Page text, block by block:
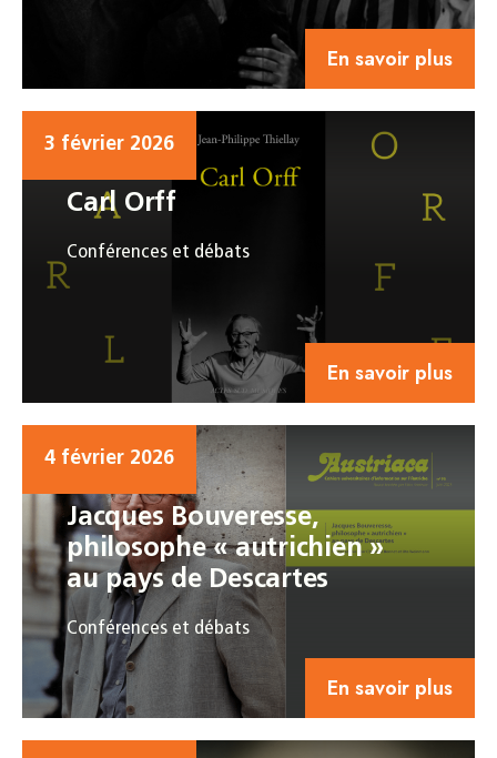
En savoir plus
3 février 2026
Carl Orff
Conférences et débats
En savoir plus
4 février 2026
Jacques Bouveresse,
philosophe « autrichien »
au pays de Descartes
Conférences et débats
En savoir plus